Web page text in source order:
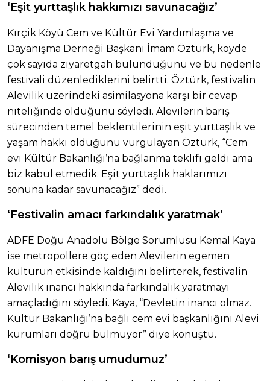
‘Eşit yurttaşlık hakkımızı savunacağız’
Kırçik Köyü Cem ve Kültür Evi Yardımlaşma ve
Dayanışma Derneği Başkanı İmam Öztürk, köyde
çok sayıda ziyaretgah bulunduğunu ve bu nedenle
festivali düzenlediklerini belirtti. Öztürk, festivalin
Alevilik üzerindeki asimilasyona karşı bir cevap
niteliğinde olduğunu söyledi. Alevilerin barış
sürecinden temel beklentilerinin eşit yurttaşlık ve
yaşam hakkı olduğunu vurgulayan Öztürk, “Cem
evi Kültür Bakanlığı’na bağlanma teklifi geldi ama
biz kabul etmedik. Eşit yurttaşlık haklarımızı
sonuna kadar savunacağız” dedi.
‘Festivalin amacı farkındalık yaratmak’
ADFE Doğu Anadolu Bölge Sorumlusu Kemal Kaya
ise metropollere göç eden Alevilerin egemen
kültürün etkisinde kaldığını belirterek, festivalin
Alevilik inancı hakkında farkındalık yaratmayı
amaçladığını söyledi. Kaya, “Devletin inancı olmaz.
Kültür Bakanlığı’na bağlı cem evi başkanlığını Alevi
kurumları doğru bulmuyor” diye konuştu.
‘Komisyon barış umudumuz’